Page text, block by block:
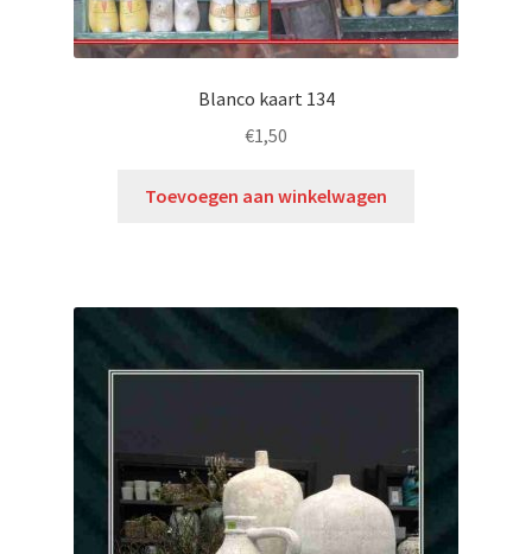
Blanco kaart 134
€1,50
Toevoegen aan winkelwagen